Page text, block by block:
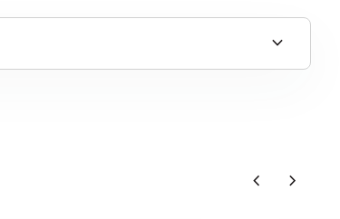
expand_more
chevron_left chevron_right